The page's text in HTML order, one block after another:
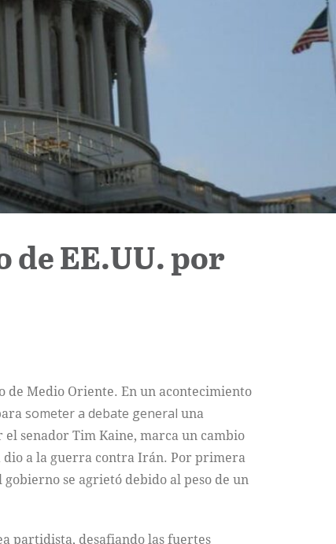
de EE.UU. por
de Medio Oriente. En un acontecimiento
someter a debate general una
senador Tim Kaine, marca un cambio
dio a la guerra contra Irán. Por primera
se agrietó debido al peso de un
partidista, desafiando las fuertes